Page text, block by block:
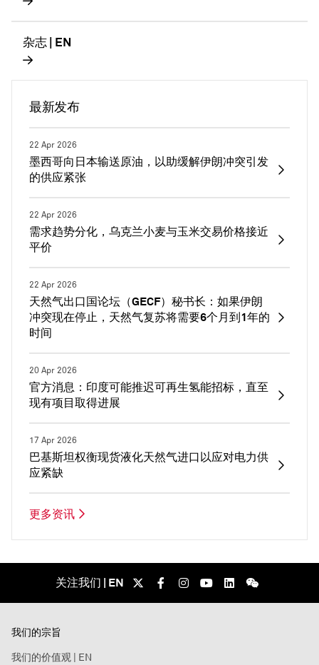
最新发布
22 Apr 2026
墨西哥向日本输送原油，以助缓解伊朗冲突引发
的供应紧张
22 Apr 2026
需求趋势分化，乌克兰小麦与玉米交易价格接近
平价
22 Apr 2026
天然气出口国论坛（GECF）秘书长：如果伊朗
冲突现在停止，天然气复苏将需要6个月到1年的
时间
20 Apr 2026
官方消息：印度可能推迟可再生氢能招标，直至
现有项目取得进展
17 Apr 2026
巴基斯坦权衡现货液化天然气进口以应对电力供
应紧缺
更多资讯
杂志 | EN
关注我们 | EN
我们的宗旨
我们的价值观 | EN